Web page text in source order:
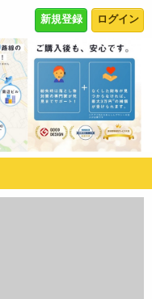
ログイン
新規登録